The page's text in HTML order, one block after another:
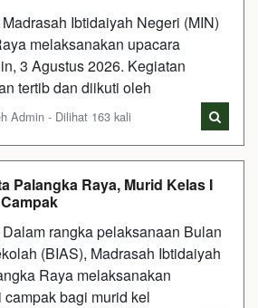
Ibtidaiyah Negeri (MIN)
melaksanakan upacara
3 Agustus 2026. Kegiatan
tertib dan diikuti oleh
Admin - Dilihat 163 kali
Palangka Raya, Murid Kelas I
rangka pelaksanaan Bulan
(BIAS), Madrasah Ibtidaiyah
Raya melaksanakan
bagi murid kel